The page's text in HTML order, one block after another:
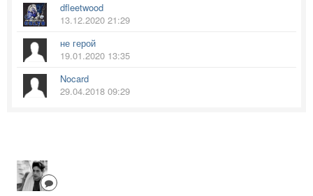
dfleetwood
13.12.2020 21:29
не герой
19.01.2020 13:35
Nocard
29.04.2018 09:29